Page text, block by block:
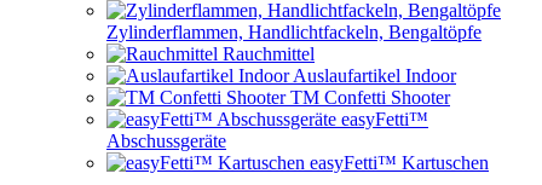
Zylinderflammen, Handlichtfackeln, Bengaltöpfe
Rauchmittel
Auslaufartikel Indoor
TM Confetti Shooter
easyFetti™
Abschussgeräte
easyFetti™ Kartuschen